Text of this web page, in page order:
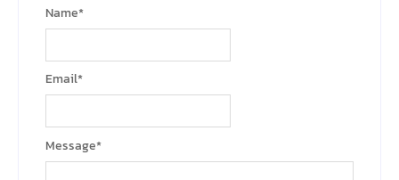
Message*
Name*
Email*